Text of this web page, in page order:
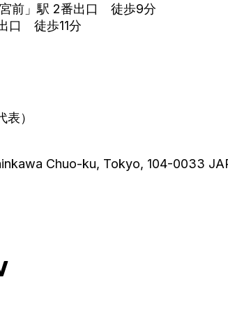
前」駅 2番出口 徒歩9分
口 徒歩11分
）
Chuo-ku, Tokyo, 104-0033